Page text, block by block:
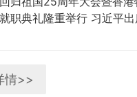
职典礼隆重举行 习近平
情>>